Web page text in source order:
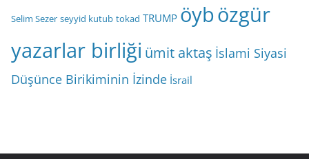
Selim Sezer seyyid kutub tokad TRUMP öybözgür
yazarlar birliği ümit aktaş İslami Siyasi
Düşünce Birikiminin İzinde İsrail